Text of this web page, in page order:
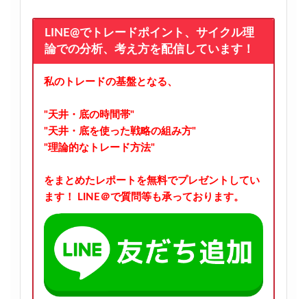
LINE@でトレードポイント、サイクル理
論での分析、考え方を配信しています！
私のトレードの基盤となる、
"天井・底の時間帯"
"天井・底を使った戦略の組み方"
"理論的なトレード方法"
をまとめたレポートを無料でプレゼントしてい
ます！
LINE＠で質問等も承っております。